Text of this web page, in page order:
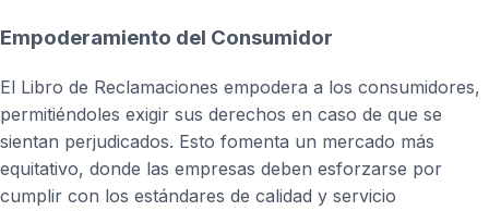
Empoderamiento del Consumidor
El Libro de Reclamaciones empodera a los consumidores,
permitiéndoles exigir sus derechos en caso de que se
sientan perjudicados. Esto fomenta un mercado más
equitativo, donde las empresas deben esforzarse por
cumplir con los estándares de calidad y servicio